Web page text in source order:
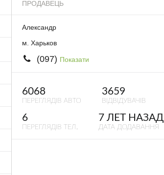
ПРОДАВЕЦЬ
Александр
м. Харьков
(097) Показати
6068
ПЕРЕГЛЯДІВ АВТО
3659
ВІДВІДУВАЧІВ
6
ПЕРЕГЛЯДІВ ТЕЛ.
7 ЛЕТ НАЗАД
ДАТА ДОДАВАННЯ